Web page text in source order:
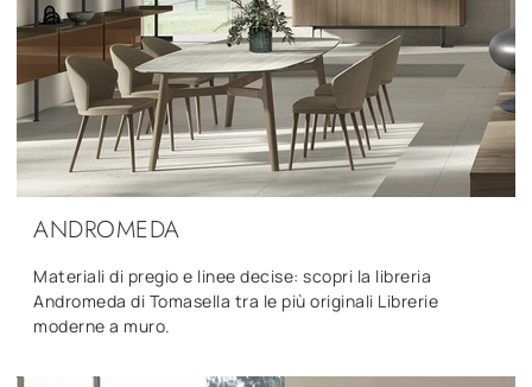
ANDROMEDA
Materiali di pregio e linee decise: scopri la libreria
Andromeda di Tomasella tra le più originali Librerie
moderne a muro.